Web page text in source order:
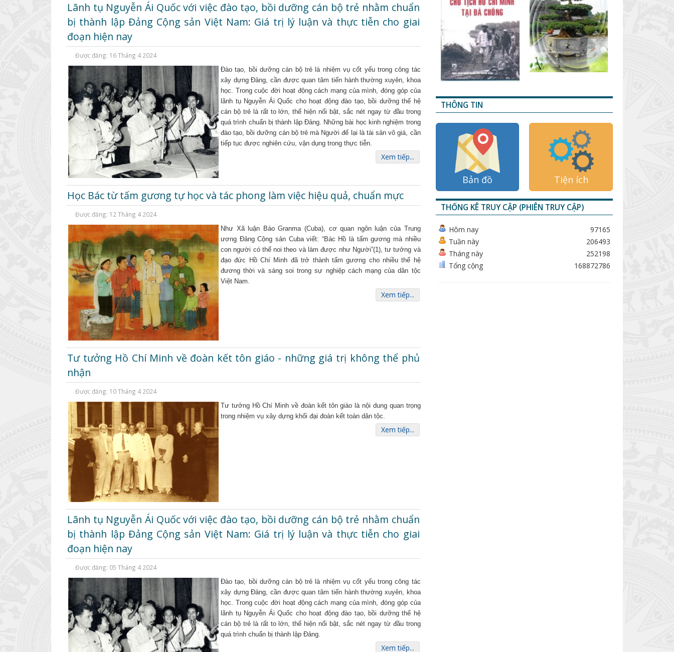
Lãnh tụ Nguyễn Ái Quốc với việc đào tạo, bồi dưỡng cán bộ trẻ nhằm chuẩn
bị thành lập Đảng Cộng sản Việt Nam: Giá trị lý luận và thực tiễn cho giai
đoạn hiện nay
Được đăng: 16 Tháng 4 2024
Đào tạo, bồi dưỡng cán bộ trẻ là nhiệm vụ cốt yếu trong công tác
xây dựng Đảng, cần được quan tâm tiến hành thường xuyên, khoa
học. Trong cuộc đời hoạt động cách mạng của mình, đóng góp của
lãnh tụ Nguyễn Ái Quốc cho hoạt động đào tạo, bồi dưỡng thế hệ
cán bộ trẻ là rất to lớn, thể hiện nổi bật, sắc nét ngay từ đầu trong
quá trình chuẩn bị thành lập Đảng. Những bài học kinh nghiệm trong
đào tạo, bồi dưỡng cán bộ trẻ mà Người để lại là tài sản vô giá, cần
tiếp tục được nghiên cứu, vận dụng trong thực tiễn.
Xem tiếp...
Học Bác từ tấm gương tự học và tác phong làm việc hiệu quả, chuẩn mực
Được đăng: 12 Tháng 4 2024
Như Xã luận Báo Granma (Cuba), cơ quan ngôn luận của Trung
ương Đảng Cộng sản Cuba viết: “Bác Hồ là tấm gương mà nhiều
con người có thể noi theo và làm được như Người”(1), tư tưởng và
đạo đức Hồ Chí Minh đã trở thành tấm gương cho nhiều thế hệ
đương thời và sáng soi trong sự nghiệp cách mạng của dân tộc
Việt Nam.
Xem tiếp...
Tư tưởng Hồ Chí Minh về đoàn kết tôn giáo - những giá trị không thể phủ
nhận
Được đăng: 10 Tháng 4 2024
Tư tưởng Hồ Chí Minh về đoàn kết tôn giáo là nội dung quan trọng
trong nhiệm vụ xây dựng khối đại đoàn kết toàn dân tộc.
Xem tiếp...
Lãnh tụ Nguyễn Ái Quốc với việc đào tạo, bồi dưỡng cán bộ trẻ nhằm chuẩn
bị thành lập Đảng Cộng sản Việt Nam: Giá trị lý luận và thực tiễn cho giai
đoạn hiện nay
Được đăng: 05 Tháng 4 2024
Đào tạo, bồi dưỡng cán bộ trẻ là nhiệm vụ cốt yếu trong công tác
xây dựng Đảng, cần được quan tâm tiến hành thường xuyên, khoa
học. Trong cuộc đời hoạt động cách mạng của mình, đóng góp của
lãnh tụ Nguyễn Ái Quốc cho hoạt động đào tạo, bồi dưỡng thế hệ
cán bộ trẻ là rất to lớn, thể hiện nổi bật, sắc nét ngay từ đầu trong
quá trình chuẩn bị thành lập Đảng.
Xem tiếp...
THÔNG TIN
Bản đồ Tiện ích
THỐNG KÊ TRUY CẬP (PHIÊN TRUY CẬP)
Hôm nay
Tuần này
Tháng này
Tổng cộng
97165
206493
252198
168872786